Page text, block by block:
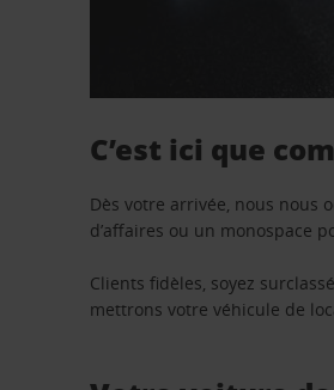
C’est ici que
Dès votre arrivée, nous nous
d’affaires ou un monospace
Clients fidèles, soyez
mettrons votre véhicule de